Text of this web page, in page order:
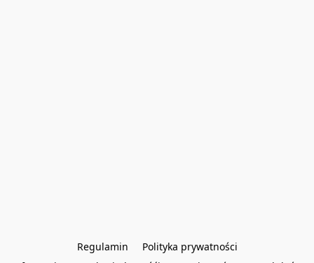
Regulamin
Polityka prywatności